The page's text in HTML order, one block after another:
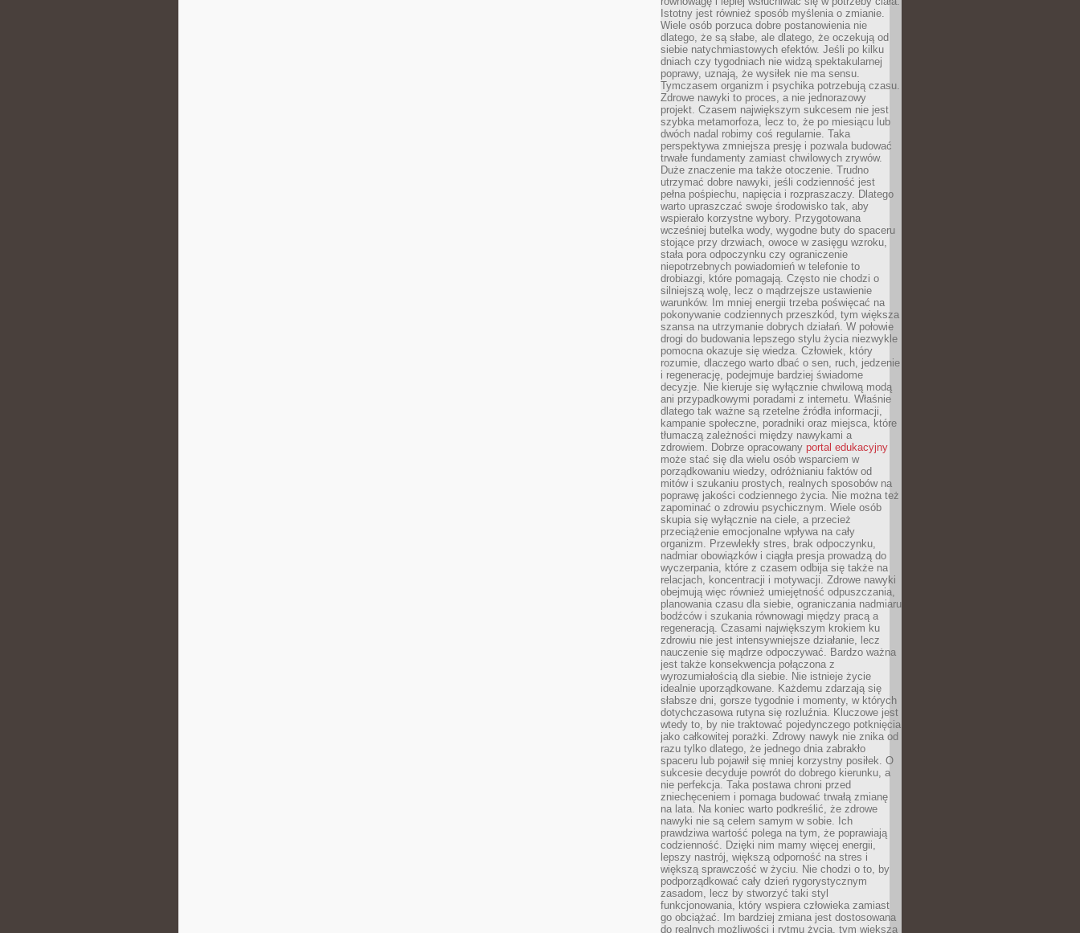
Istotny jest również sposób myślenia o zmianie.
Wiele osób porzuca dobre postanowienia nie
dlatego, że są słabe, ale dlatego, że oczekują od
siebie natychmiastowych efektów. Jeśli po kilku
dniach czy tygodniach nie widzą spektakularnej
poprawy, uznają, że wysiłek nie ma sensu.
Tymczasem organizm i psychika potrzebują czasu.
Zdrowe nawyki to proces, a nie jednorazowy
projekt. Czasem największym sukcesem nie jest
szybka metamorfoza, lecz to, że po miesiącu lub
dwóch nadal robimy coś regularnie. Taka
perspektywa zmniejsza presję i pozwala budować
trwałe fundamenty zamiast chwilowych zrywów.
Duże znaczenie ma także otoczenie. Trudno
utrzymać dobre nawyki, jeśli codzienność jest
pełna pośpiechu, napięcia i rozpraszaczy. Dlatego
warto upraszczać swoje środowisko tak, aby
wspierało korzystne wybory. Przygotowana
wcześniej butelka wody, wygodne buty do spaceru
stojące przy drzwiach, owoce w zasięgu wzroku,
stała pora odpoczynku czy ograniczenie
niepotrzebnych powiadomień w telefonie to
drobiazgi, które pomagają. Często nie chodzi o
silniejszą wolę, lecz o mądrzejsze ustawienie
warunków. Im mniej energii trzeba poświęcać na
pokonywanie codziennych przeszkód, tym większa
szansa na utrzymanie dobrych działań. W połowie
drogi do budowania lepszego stylu życia niezwykle
pomocna okazuje się wiedza. Człowiek, który
rozumie, dlaczego warto dbać o sen, ruch, jedzenie
i regenerację, podejmuje bardziej świadome
decyzje. Nie kieruje się wyłącznie chwilową modą
ani przypadkowymi poradami z internetu. Właśnie
dlatego tak ważne są rzetelne źródła informacji,
kampanie społeczne, poradniki oraz miejsca, które
tłumaczą zależności między nawykami a
zdrowiem. Dobrze opracowany portal edukacyjny
może stać się dla wielu osób wsparciem w
porządkowaniu wiedzy, odróżnianiu faktów od
mitów i szukaniu prostych, realnych sposobów na
poprawę jakości codziennego życia. Nie można też
zapominać o zdrowiu psychicznym. Wiele osób
skupia się wyłącznie na ciele, a przecież
przeciążenie emocjonalne wpływa na cały
organizm. Przewlekły stres, brak odpoczynku,
nadmiar obowiązków i ciągła presja prowadzą do
wyczerpania, które z czasem odbija się także na
relacjach, koncentracji i motywacji. Zdrowe nawyki
obejmują więc również umiejętność odpuszczania,
planowania czasu dla siebie, ograniczania nadmiaru
bodźców i szukania równowagi między pracą a
regeneracją. Czasami największym krokiem ku
zdrowiu nie jest intensywniejsze działanie, lecz
nauczenie się mądrze odpoczywać. Bardzo ważna
jest także konsekwencja połączona z
wyrozumiałością dla siebie. Nie istnieje życie
idealnie uporządkowane. Każdemu zdarzają się
słabsze dni, gorsze tygodnie i momenty, w których
dotychczasowa rutyna się rozluźnia. Kluczowe jest
wtedy to, by nie traktować pojedynczego potknięcia
jako całkowitej porażki. Zdrowy nawyk nie znika od
razu tylko dlatego, że jednego dnia zabrakło
spaceru lub pojawił się mniej korzystny posiłek. O
sukcesie decyduje powrót do dobrego kierunku, a
nie perfekcja. Taka postawa chroni przed
zniechęceniem i pomaga budować trwałą zmianę
na lata. Na koniec warto podkreślić, że zdrowe
nawyki nie są celem samym w sobie. Ich
prawdziwa wartość polega na tym, że poprawiają
codzienność. Dzięki nim mamy więcej energii,
lepszy nastrój, większą odporność na stres i
większą sprawczość w życiu. Nie chodzi o to, by
podporządkować cały dzień rygorystycznym
zasadom, lecz by stworzyć taki styl
funkcjonowania, który wspiera człowieka zamiast
go obciążać. Im bardziej zmiana jest dostosowana
do realnych możliwości i rytmu życia, tym większa